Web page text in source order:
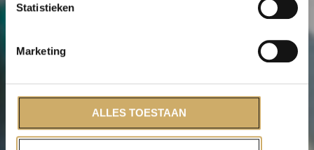
Statistieken
Marketing
ALLES TOESTAAN